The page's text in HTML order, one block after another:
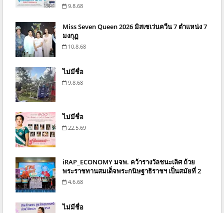
9.8.68
Miss Seven Queen 2026 มิสเซเว่นควีน 7 ตำแหน่ง 7
มงกุฏ
10.8.68
ไม่มีชื่อ
9.8.68
ไม่มีชื่อ
22.5.69
iRAP_ECONOMY มจพ. คว้ารางวัลชนะเลิศ ถ้วย
พระราชทานสมเด็จพระกนิษฐาธิราชฯ เป็นสมัยที่ 2
4.6.68
ไม่มีชื่อ